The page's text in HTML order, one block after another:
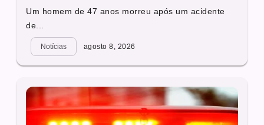
Um homem de 47 anos morreu após um acidente
de...
Notícias agosto 8, 2026